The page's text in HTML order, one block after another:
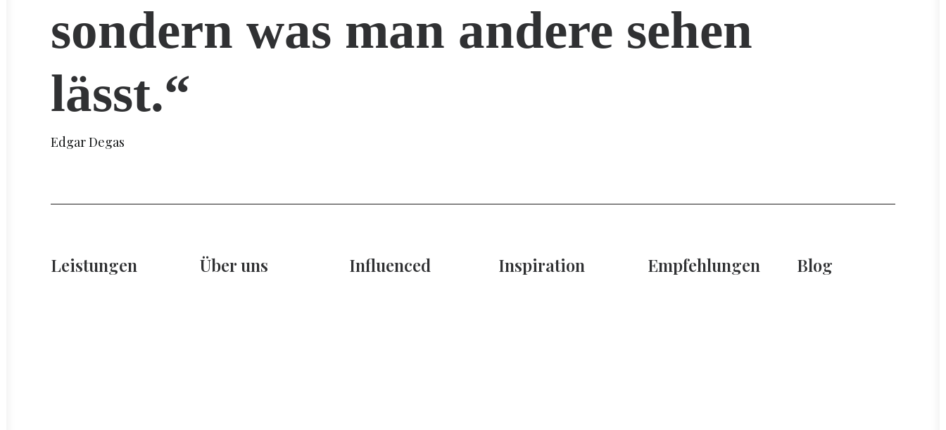
sondern was man andere sehen
lässt.“
Edgar Degas
Leistungen Über uns Influenced Inspiration Empfehlungen Blog